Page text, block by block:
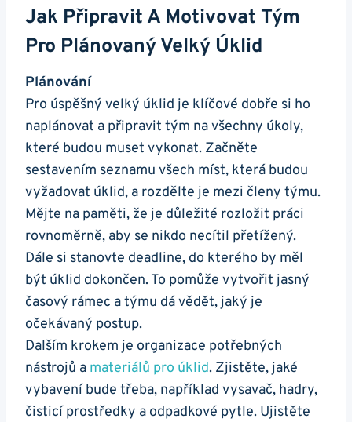
Jak Připravit A Motivovat Tým
Pro Plánovaný Velký Úklid
Plánování
Pro úspěšný velký úklid je klíčové dobře si ho
naplánovat a připravit tým na všechny úkoly,
které budou muset vykonat. Začněte
sestavením seznamu všech míst, která budou
vyžadovat úklid, a rozdělte je mezi členy týmu.
Mějte na paměti, že je důležité rozložit práci
rovnoměrně, aby se nikdo necítil přetížený.
Dále si stanovte deadline, do kterého by měl
být úklid dokončen. To pomůže vytvořit jasný
časový rámec a týmu dá vědět, jaký je
očekávaný postup.
Dalším krokem je organizace potřebných
nástrojů a materiálů pro úklid. Zjistěte, jaké
vybavení bude třeba, například vysavač, hadry,
čisticí prostředky a odpadkové pytle. Ujistěte